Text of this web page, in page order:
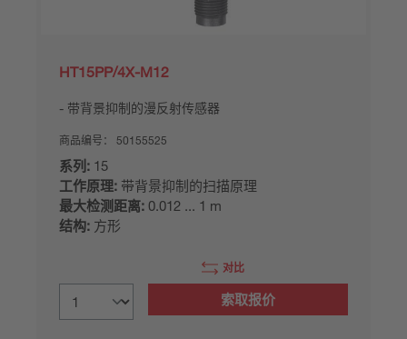
HT15PP/4X-M12
带背景抑制的漫反射传感器
商品编号： 50155525
系列: 15
工作原理: 带背景抑制的扫描原理
最大检测距离: 0.012 ... 1 m
结构: 方形
对比
索取报价